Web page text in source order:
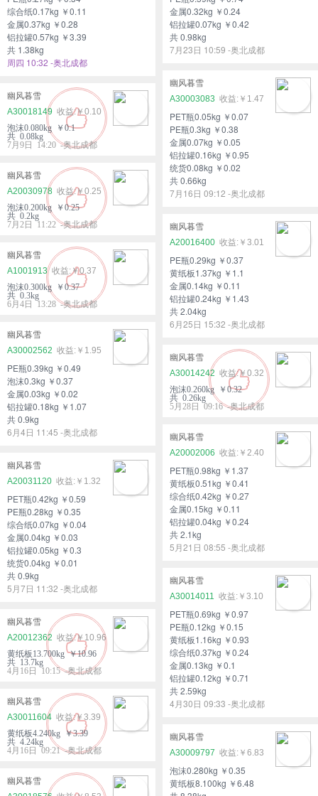
综合纸0.17kg ￥0.11
金属0.37kg ￥0.28
铝拉罐0.57kg ￥3.39
共 1.38kg
周四 10:32 -奥北成都
金属0.32kg ￥0.24
铝拉罐0.07kg ￥0.42
共 0.98kg
7月23日 10:59 -奥北成都
幽风暮雪
A30003083
￥1.47
PET瓶0.05kg ￥0.07
PE瓶0.3kg ￥0.38
金属0.07kg ￥0.05
铝拉罐0.16kg ￥0.95
统货0.08kg ￥0.02
共 0.66kg
7月16日 09:12 -奥北成都
幽风暮雪
A30018149
￥0.10
泡沫0.080kg ￥0.1
共 0.08kg
7月9日 14:20 -奥北成都
幽风暮雪
A20030978
￥0.25
泡沫0.200kg ￥0.25
共 0.2kg
7月2日 11:22 -奥北成都
幽风暮雪
A20016400
￥3.01
PE瓶0.29kg ￥0.37
黄纸板1.37kg ￥1.1
金属0.14kg ￥0.11
铝拉罐0.24kg ￥1.43
共 2.04kg
6月25日 15:32 -奥北成都
幽风暮雪
A1001913
￥0.37
泡沫0.300kg ￥0.37
共 0.3kg
6月4日 13:28 -奥北成都
幽风暮雪
A30002562
￥1.95
PE瓶0.39kg ￥0.49
泡沫0.3kg ￥0.37
金属0.03kg ￥0.02
铝拉罐0.18kg ￥1.07
共 0.9kg
6月4日 11:45 -奥北成都
幽风暮雪
A30014242
￥0.32
泡沫0.260kg ￥0.32
共 0.26kg
5月28日 09:16 -奥北成都
幽风暮雪
A20002006
￥2.40
PET瓶0.98kg ￥1.37
黄纸板0.51kg ￥0.41
综合纸0.42kg ￥0.27
金属0.15kg ￥0.11
铝拉罐0.04kg ￥0.24
共 2.1kg
5月21日 08:55 -奥北成都
幽风暮雪
A20031120
￥1.32
PET瓶0.42kg ￥0.59
PE瓶0.28kg ￥0.35
综合纸0.07kg ￥0.04
金属0.04kg ￥0.03
铝拉罐0.05kg ￥0.3
统货0.04kg ￥0.01
共 0.9kg
5月7日 11:32 -奥北成都
幽风暮雪
A30014011
￥3.10
PET瓶0.69kg ￥0.97
PE瓶0.12kg ￥0.15
黄纸板1.16kg ￥0.93
综合纸0.37kg ￥0.24
金属0.13kg ￥0.1
铝拉罐0.12kg ￥0.71
共 2.59kg
4月30日 09:33 -奥北成都
幽风暮雪
A20012362
￥10.96
黄纸板13.700kg ￥10.96
共 13.7kg
4月16日 10:15 -奥北成都
幽风暮雪
A30011604
￥3.39
黄纸板4.240kg ￥3.39
共 4.24kg
4月16日 09:21 -奥北成都
幽风暮雪
A30009797
￥6.83
泡沫0.280kg ￥0.35
黄纸板8.100kg ￥6.48
幽风暮雪